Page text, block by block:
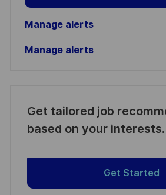
Manage alerts
Manage alerts
Get tailored job
based on your interests.
Get Started